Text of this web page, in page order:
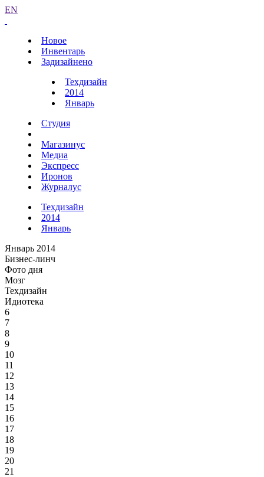
EN
Новое
Инвентарь
Задизайнено
Техдизайн
2014
Январь
Студия
Магазинус
Медиа
Экспресс
Иронов
Журналус
Техдизайн
2014
Январь
Январь 2014
Бизнес-линч
Фото дня
Мозг
Техдизайн
Идиотека
6
7
8
9
10
11
12
13
14
15
16
17
18
19
20
21